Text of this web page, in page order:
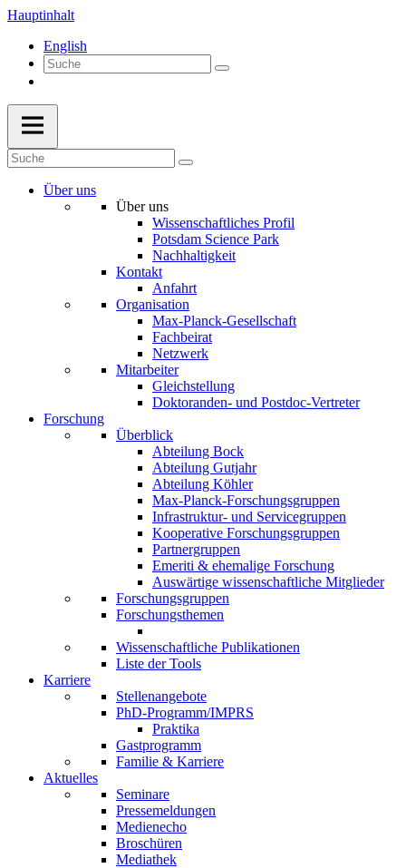
Hauptinhalt
English
Über uns
Über uns
Wissenschaftliches Profil
Potsdam Science Park
Nachhaltigkeit
Kontakt
Anfahrt
Organisation
Max-Planck-Gesellschaft
Fachbeirat
Netzwerk
Mitarbeiter
Gleichstellung
Doktoranden- und Postdoc-Vertreter
Forschung
Überblick
Abteilung Bock
Abteilung Gutjahr
Abteilung Köhler
Max-Planck-Forschungsgruppen
Infrastruktur- und Servicegruppen
Kooperative Forschungsgruppen
Partnergruppen
Emeriti & ehemalige Forschung
Auswärtige wissenschaftliche Mitglieder
Forschungsgruppen
Forschungsthemen
Wissenschaftliche Publikationen
Liste der Tools
Karriere
Stellenangebote
PhD-Programm/IMPRS
Praktika
Gastprogramm
Familie & Karriere
Aktuelles
Seminare
Pressemeldungen
Medienecho
Broschüren
Mediathek